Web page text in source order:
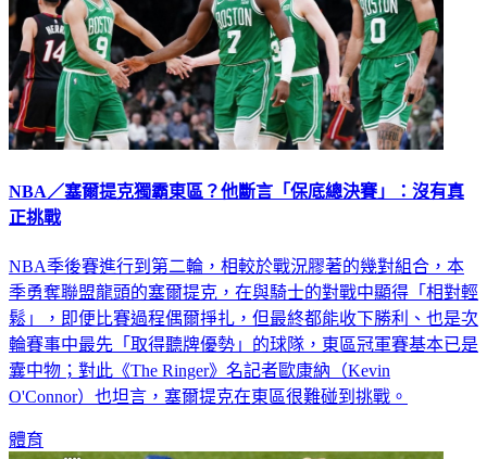
NBA／塞爾提克獨霸東區？他斷言「保底總決賽」：沒有真
正挑戰
NBA季後賽進行到第二輪，相較於戰況膠著的幾對組合，本
季勇奪聯盟龍頭的塞爾提克，在與騎士的對戰中顯得「相對輕
鬆」，即便比賽過程偶爾掙扎，但最終都能收下勝利、也是次
輪賽事中最先「取得聽牌優勢」的球隊，東區冠軍賽基本已是
囊中物；對此《The Ringer》名記者歐康納（Kevin
O'Connor）也坦言，塞爾提克在東區很難碰到挑戰。
體育